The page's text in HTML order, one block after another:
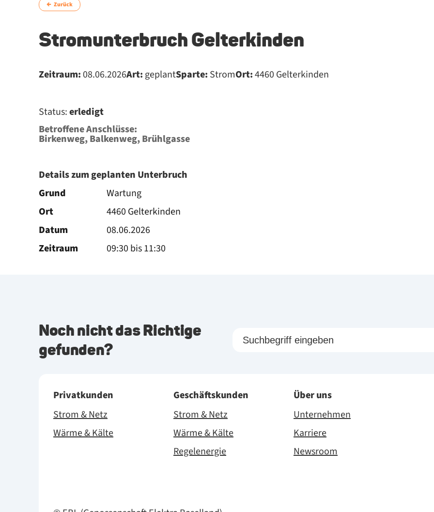
Zurück
Stromunterbruch Gelterkinden
Zeitraum:08.06.2026Art: geplantSparte: StromOrt:4460 Gelterkinden
Status:erledigt
Betroffene Anschlüsse:
Birkenweg, Balkenweg, Brühlgasse
Details zum geplanten Unterbruch
Grund
Wartung
Ort
4460 Gelterkinden
Datum
08.06.2026
Zeitraum
09:30 bis 11:30
Noch nicht das Richtige
gefunden?
Privatkunden
Strom & Netz
Wärme & Kälte
Geschäftskunden
Strom & Netz
Wärme & Kälte
Regelenergie
Über uns
Unternehmen
Karriere
Newsroom